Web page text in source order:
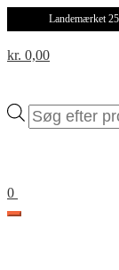
Landemærket
Products
search
kr. 0,00
0